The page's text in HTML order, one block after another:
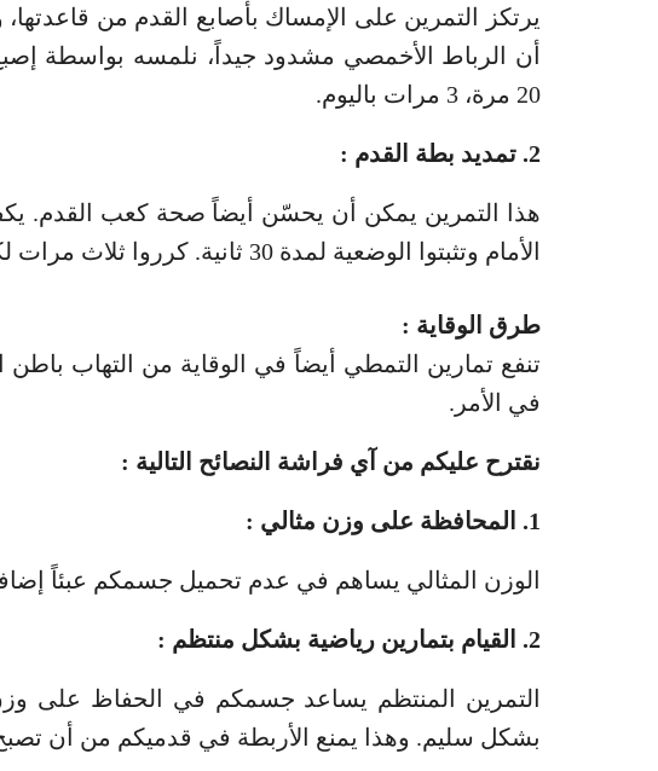
20 مرة، 3 مرات باليوم.
2. تمديد بطة القدم :
هذا التمرين يمكن أن يحسّن أيضاً صحة كعب القدم.
الأمام وتثبتوا الوضعية لمدة 30 ثانية. كرروا ثلاث مرات لكل ساق.
طرق الوقاية :
تنفع تمارين التمطي أيضاً في الوقاية من التهاب
في الأمر.
نقترح عليكم من آي فراشة النصائح التالية :
1. المحافظة على وزن مثالي :
الوزن المثالي يساهم في عدم تحميل جسمكم عبئاً
2. القيام بتمارين رياضية بشكل منتظم :
التمرين المنتظم يساعد جسمكم في الحفاظ على
بشكل سليم. وهذا يمنع الأربطة في قدميكم من أن